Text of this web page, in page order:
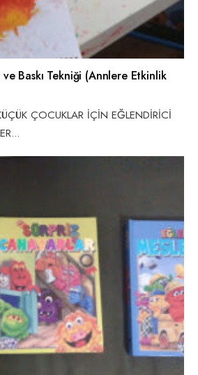
Baskı Tekniği (Annlere Etkinlik
ÇOCUKLAR İÇİN EĞLENDİRİCİ
...